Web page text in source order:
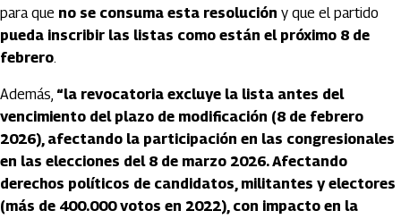
para que no se consuma esta resolución y que el partido
pueda inscribir las listas como están el próximo 8 de
febrero.
Además, “la revocatoria excluye la lista antes del
vencimiento del plazo de modificación (8 de febrero
2026), afectando la participación en las congresionales
en las elecciones del 8 de marzo 2026. Afectando
derechos políticos de candidatos, militantes y electores
(más de 400.000 votos en 2022), con impacto en la